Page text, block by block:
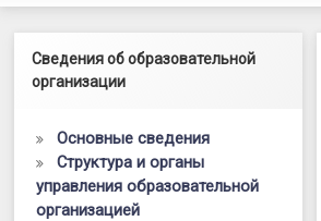
Левый сайдбар
Сведения об образовательной
организации
Основные сведения
Структура и органы
управления образовательной
организацией